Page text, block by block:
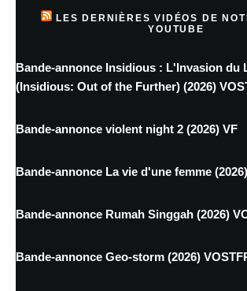
LES DERNIÈRES VIDÉOS DE
YOUTUBE
Bande-annonce Insidious : L'Invasion du
(Insidious: Out of the Further) (2026)
Bande-annonce violent night 2 (2026) VF
Bande-annonce La vie d'une femme
Bande-annonce Rumah Singgah (2026)
Bande-annonce Geo-storm (2026)